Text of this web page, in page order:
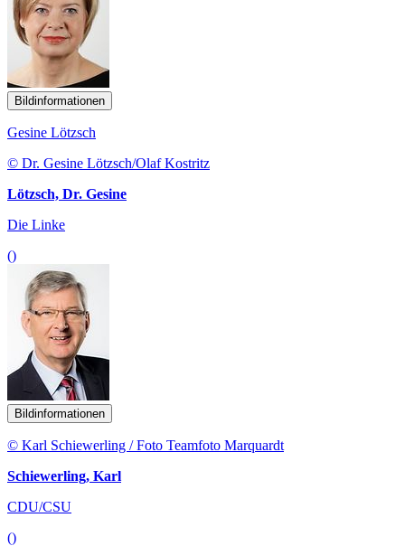
Bildinformationen
Gesine Lötzsch
© Dr. Gesine Lötzsch/Olaf Kostritz
Lötzsch, Dr. Gesine
Die Linke
()
Bildinformationen
© Karl Schiewerling / Foto Teamfoto Marquardt
Schiewerling, Karl
CDU/CSU
()